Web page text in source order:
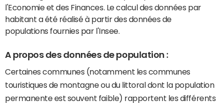
l'Economie et des Finances. Le calcul des données par
habitant a été réalisé à partir des données de
populations fournies par l'Insee.
A propos des données de population :
Certaines communes (notamment les communes
touristiques de montagne ou du littoral dont la population
permanente est souvent faible) rapportent les différents